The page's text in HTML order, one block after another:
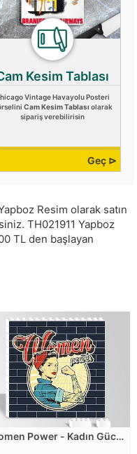
Kesim Tablası
Vintage Havayolu Posteri
Cam Kesim Tablası olarak
sipariş verebilirisin
Geç ⊳
Resim olarak satın
TH021911 Yapboz
TL den başlayan
Power - Kadın Gücü